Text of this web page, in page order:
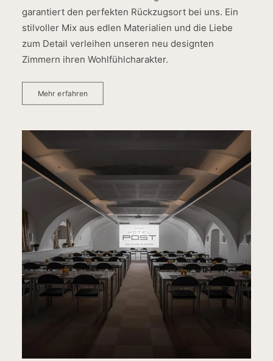
garantiert den perfekten Rückzugsort bei uns. Ein
stilvoller Mix aus edlen Materialien und die Liebe
zum Detail verleihen unseren neu designten
Zimmern ihren Wohlfühlcharakter.
Mehr erfahren